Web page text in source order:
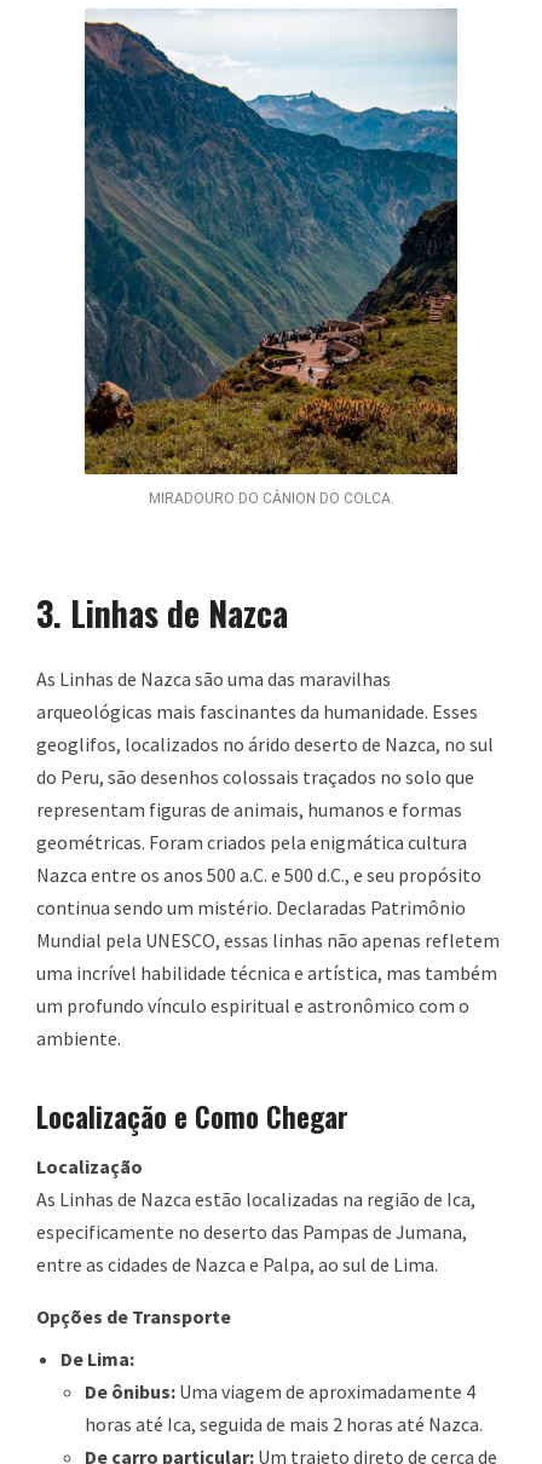
MIRADOURO DO CÂNION DO COLCA.
3. Linhas de Nazca
As Linhas de Nazca são uma das maravilhas
arqueológicas mais fascinantes da humanidade. Esses
geoglifos, localizados no árido deserto de Nazca, no sul
do Peru, são desenhos colossais traçados no solo que
representam figuras de animais, humanos e formas
geométricas. Foram criados pela enigmática cultura
Nazca entre os anos 500 a.C. e 500 d.C., e seu propósito
continua sendo um mistério. Declaradas Patrimônio
Mundial pela UNESCO, essas linhas não apenas refletem
uma incrível habilidade técnica e artística, mas também
um profundo vínculo espiritual e astronômico com o
ambiente.
Localização e Como Chegar
Localização
As Linhas de Nazca estão localizadas na região de Ica,
especificamente no deserto das Pampas de Jumana,
entre as cidades de Nazca e Palpa, ao sul de Lima.
Opções de Transporte
De Lima:
De ônibus: Uma viagem de aproximadamente 4
horas até Ica, seguida de mais 2 horas até Nazca.
De carro particular: Um trajeto direto de cerca de